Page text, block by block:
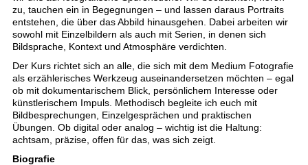
zu, tauchen ein in Begegnungen – und lassen daraus Portraits
entstehen, die über das Abbild hinausgehen. Dabei arbeiten wir
sowohl mit Einzelbildern als auch mit Serien, in denen sich
Bildsprache, Kontext und Atmosphäre verdichten.
Der Kurs richtet sich an alle, die sich mit dem Medium Fotografie
als erzählerisches Werkzeug auseinandersetzen möchten – egal
ob mit dokumentarischem Blick, persönlichem Interesse oder
künstlerischem Impuls. Methodisch begleite ich euch mit
Bildbesprechungen, Einzelgesprächen und praktischen
Übungen. Ob digital oder analog – wichtig ist die Haltung:
achtsam, präzise, offen für das, was sich zeigt.
Biografie